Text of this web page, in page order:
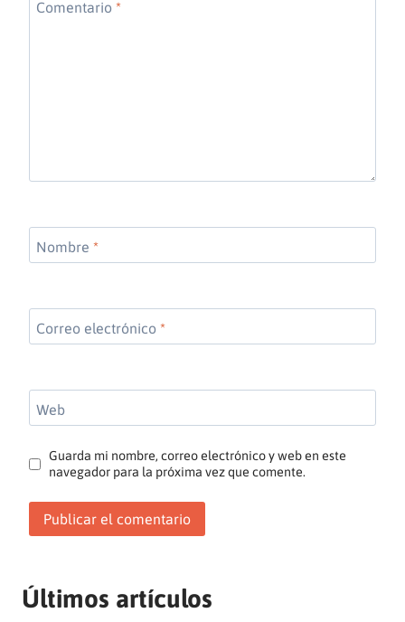
Comentario *
Nombre *
Correo electrónico *
Web
Guarda mi nombre, correo electrónico y web en este
navegador para la próxima vez que comente.
Últimos artículos